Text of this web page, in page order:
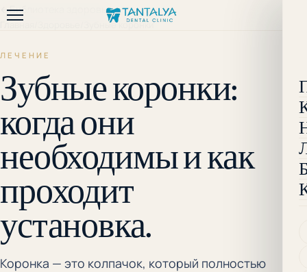
←Библиотека здоровья
Главная Зубные коронки
ЛЕЧЕНИЕ
Зубные коронки:
когда они
необходимы и как
проходит
установка.
Коронка — это колпачок, который полностью